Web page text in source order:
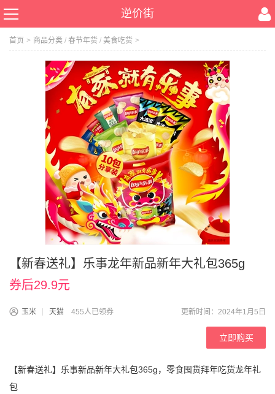
逆价街
首页 > 商品分类 / 春节年货 / 美食吃货 >
【新春送礼】乐事龙年新品新年大礼包365g
券后29.9元
玉米 天猫 455人已领券 更新时间：2024年1月5日
立即购买
【新春送礼】乐事新品新年大礼包365g，零食囤货拜年吃货龙年礼
包